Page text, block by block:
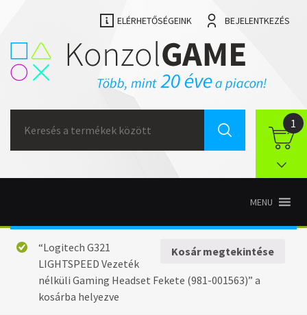
ELÉRHETŐSÉGEINK BEJELENTKEZÉS
for:
1
MENU
Kosár megtekintése
“Logitech G321
LIGHTSPEED Vezeték
nélküli Gaming Headset Fekete (981-001563)” a
kosárba helyezve